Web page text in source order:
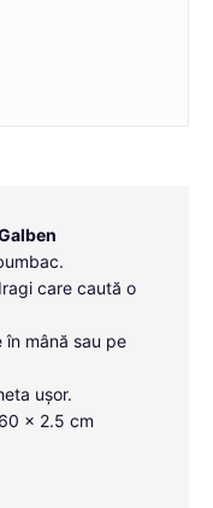
care caută o
în mână sau pe
ușor.
x 2.5 cm